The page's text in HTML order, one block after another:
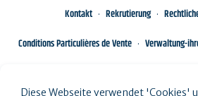
Kontakt Rekrutierung
Conditions Particulières de Vente
Verwaltung-
Diese Webseite verwendet 'Cookies'